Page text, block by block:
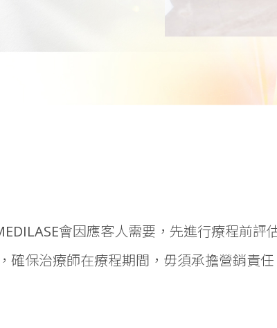
完美鑽石比例 - MEDILASE
會因應客人需要，先進行療程前評
確保治療師在療程期間，毋須承擔營銷責